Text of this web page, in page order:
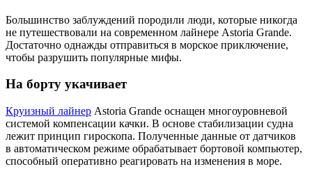
Большинство заблуждений породили люди, которые никогда
не путешествовали на современном лайнере Astoria Grande.
Достаточно однажды отправиться в морское приключение,
чтобы разрушить популярные мифы.
На борту укачивает
Круизный лайнер Astoria Grande оснащен многоуровневой
системой компенсации качки. В основе стабилизации судна
лежит принцип гироскопа. Полученные данные от датчиков
в автоматическом режиме обрабатывает бортовой компьютер,
способный оперативно реагировать на изменения в море.